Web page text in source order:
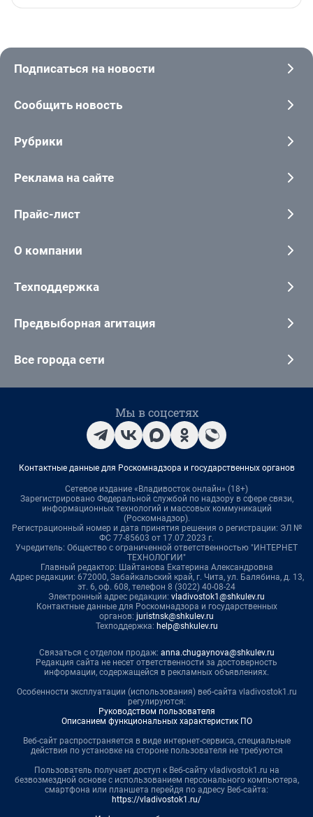
Подписаться на новости
Сообщить новость
Рубрики
Реклама на сайте
Прайс-лист
О компании
Техподдержка
Предвыборная агитация
Все города сети
Мы в соцсетях
Контактные данные для Роскомнадзора и государственных органов
Сетевое издание «Владивосток онлайн» (18+)
Зарегистрировано Федеральной службой по надзору в сфере связи,
информационных технологий и массовых коммуникаций
(Роскомнадзор).
Регистрационный номер и дата принятия решения о регистрации: ЭЛ №
ФС 77-85603 от 17.07.2023 г.
Учредитель: Общество с ограниченной ответственностью "ИНТЕРНЕТ
ТЕХНОЛОГИИ"
Главный редактор: Шайтанова Екатерина Александровна
Адрес редакции: 672000, Забайкальский край, г. Чита, ул. Балябина, д. 13,
эт. 6, оф. 608, телефон 8 (3022) 40-08-24
Электронный адрес редакции: vladivostok1@shkulev.ru
Контактные данные для Роскомнадзора и государственных
органов: juristnsk@shkulev.ru
Техподдержка: help@shkulev.ru
Связаться с отделом продаж: anna.chugaynova@shkulev.ru
Редакция сайта не несет ответственности за достоверность
информации, содержащейся в рекламных объявлениях.
Особенности эксплуатации (использования) веб-сайта vladivostok1.ru
регулируются:
Руководством пользователя
Описанием функциональных характеристик ПО
Веб-сайт распространяется в виде интернет-сервиса, специальные
действия по установке на стороне пользователя не требуются
Пользователь получает доступ к Веб-сайту vladivostok1.ru на
безвозмездной основе с использованием персонального компьютера,
смартфона или планшета перейдя по адресу Веб-сайта:
https://vladivostok1.ru/